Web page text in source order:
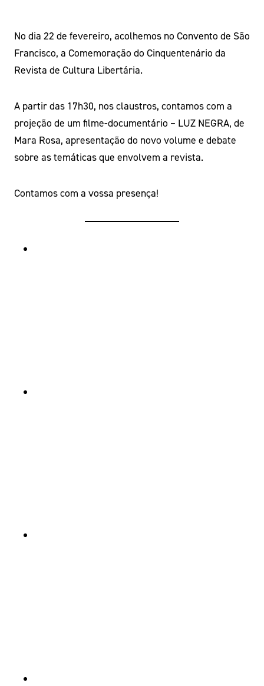
No dia 22 de fevereiro, acolhemos no Convento de São
Francisco, a Comemoração do Cinquentenário da
Revista de Cultura Libertária.
A partir das 17h30, nos claustros, contamos com a
projeção de um filme-documentário – LUZ NEGRA, de
Mara Rosa, apresentação do novo volume e debate
sobre as temáticas que envolvem a revista.
Contamos com a vossa presença!